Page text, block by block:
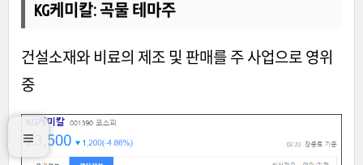
KG케미칼: 곡물 테마주
건설소재와 비료의 제조 및 판매를 주 사업으로 영위
중